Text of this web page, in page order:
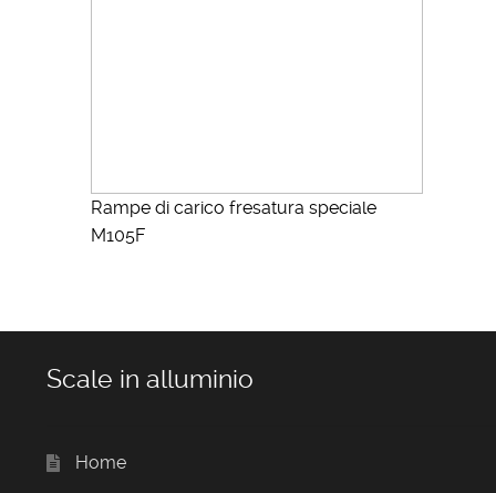
Rampe di carico fresatura speciale
M105F
Scale in alluminio
Home